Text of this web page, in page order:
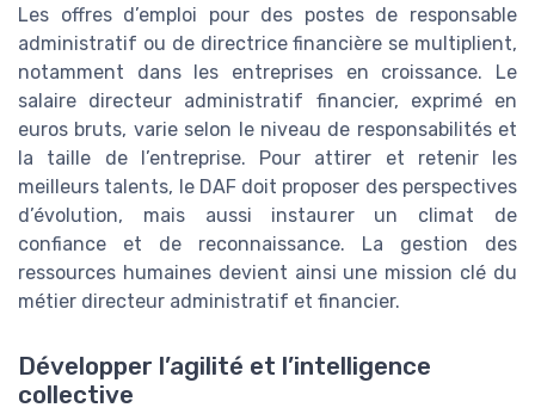
Les offres d’emploi pour des postes de responsable
administratif ou de directrice financière se multiplient,
notamment dans les entreprises en croissance. Le
salaire directeur administratif financier, exprimé en
euros bruts, varie selon le niveau de responsabilités et
la taille de l’entreprise. Pour attirer et retenir les
meilleurs talents, le DAF doit proposer des perspectives
d’évolution, mais aussi instaurer un climat de
confiance et de reconnaissance. La gestion des
ressources humaines devient ainsi une mission clé du
métier directeur administratif et financier.
Développer l’agilité et l’intelligence
collective